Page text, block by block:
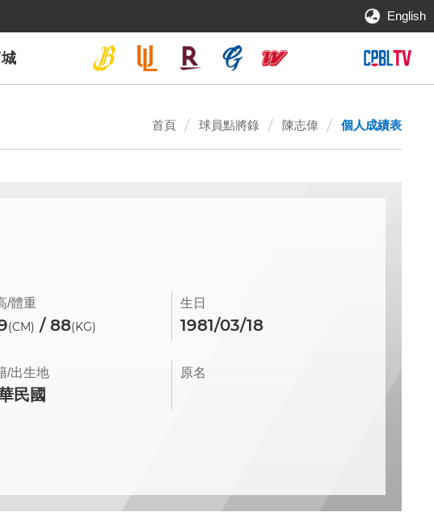
English
首頁 球員點將錄 陳志偉 個人成績表
/體重
(CM) / 88(KG)
生日
1981/03/18
/出生地
民國
原名